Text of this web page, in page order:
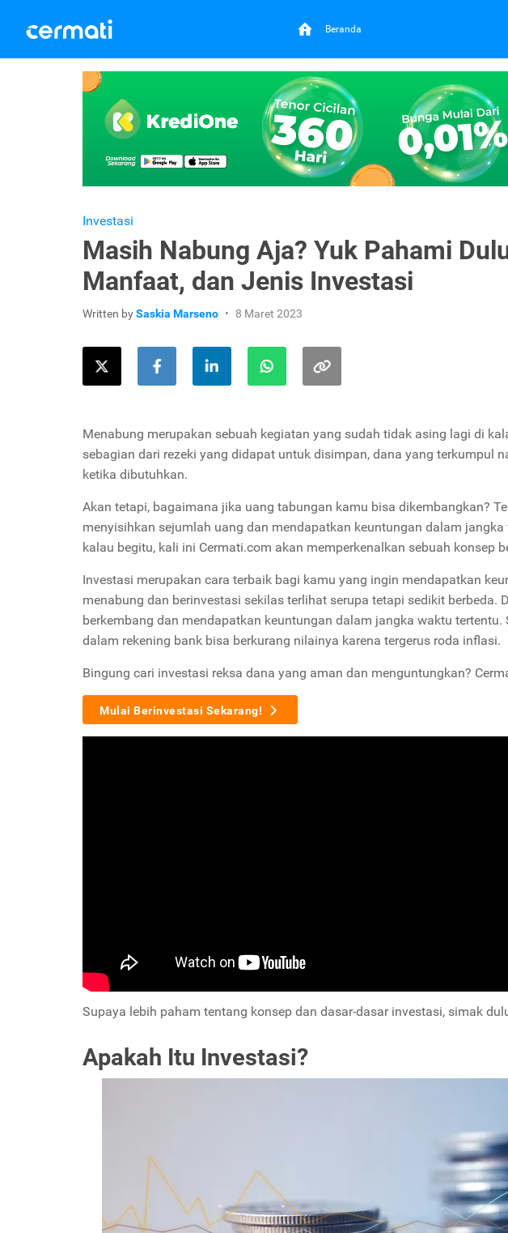
Beranda
Investasi
Masih Nabung Aja? Yuk Pahami
Manfaat, dan Jenis Investasi
Written bySaskia Marseno 8 Maret 2023
Menabung merupakan sebuah kegiatan yang sudah tidak asing lagi di
sebagian dari rezeki yang didapat untuk disimpan, dana yang terkumpul
ketika dibutuhkan.
Akan tetapi, bagaimana jika uang tabungan kamu bisa dikembangkan?
menyisihkan sejumlah uang dan mendapatkan keuntungan dalam
kalau begitu, kali ini Cermati.com akan memperkenalkan sebuah konsep
Investasi merupakan cara terbaik bagi kamu yang ingin mendapatkan
menabung dan berinvestasi sekilas terlihat serupa tetapi sedikit berbeda.
berkembang dan mendapatkan keuntungan dalam jangka waktu
dalam rekening bank bisa berkurang nilainya karena tergerus roda inflasi.
Bingung cari investasi reksa dana yang aman dan menguntungkan?
Mulai Berinvestasi Sekarang!
Supaya lebih paham tentang konsep dan dasar-dasar investasi, simak
Apakah Itu Investasi?